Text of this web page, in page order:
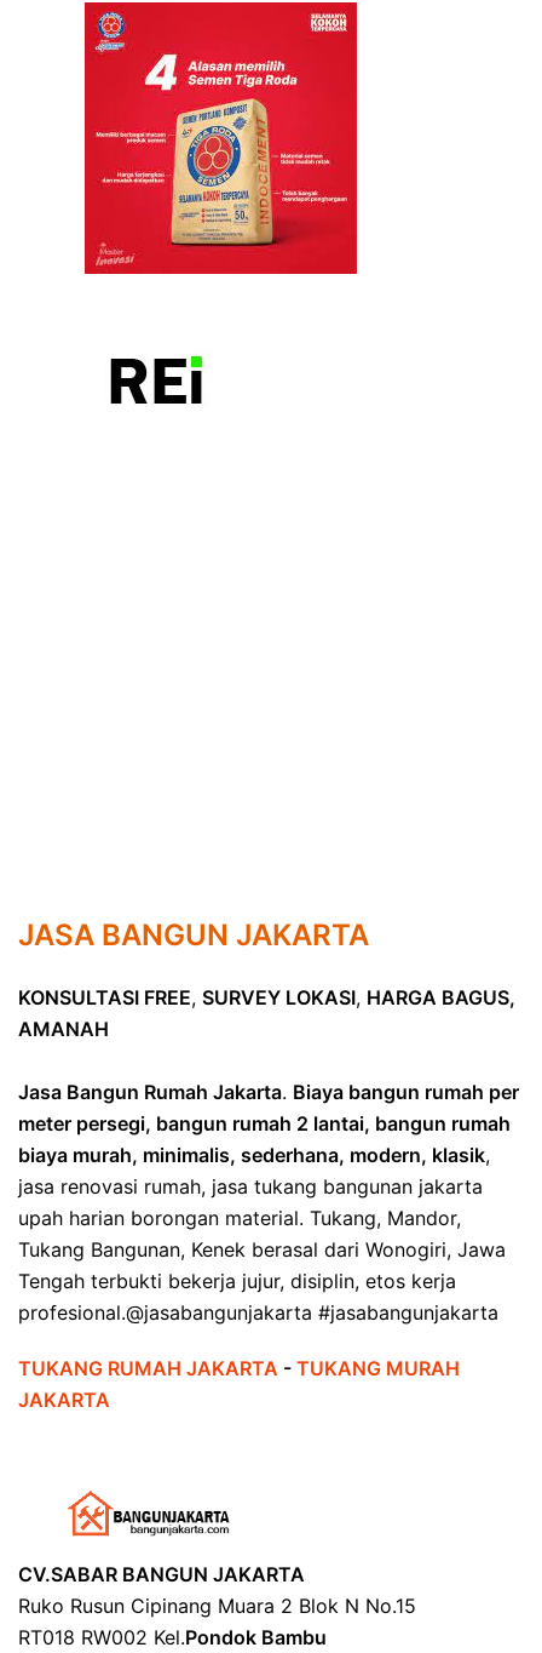
JASA BANGUN JAKARTA
KONSULTASI FREE, SURVEY LOKASI, HARGA BAGUS,
AMANAH
Jasa Bangun Rumah Jakarta. Biaya bangun rumah per
meter persegi, bangun rumah 2 lantai, bangun rumah
biaya murah, minimalis, sederhana, modern, klasik,
jasa renovasi rumah, jasa tukang bangunan jakarta
upah harian borongan material. Tukang, Mandor,
Tukang Bangunan, Kenek berasal dari Wonogiri, Jawa
Tengah terbukti bekerja jujur, disiplin, etos kerja
profesional.@jasabangunjakarta #jasabangunjakarta
TUKANG RUMAH JAKARTA - TUKANG MURAH
JAKARTA
CV.SABAR BANGUN JAKARTA
Ruko Rusun Cipinang Muara 2 Blok N No.15
RT018 RW002 Kel.Pondok Bambu